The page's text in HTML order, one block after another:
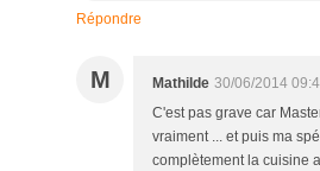
Répondre
M Mathilde 30/06/2014
C'est pas grave car
vraiment ... et puis ma
complètement la cuisine